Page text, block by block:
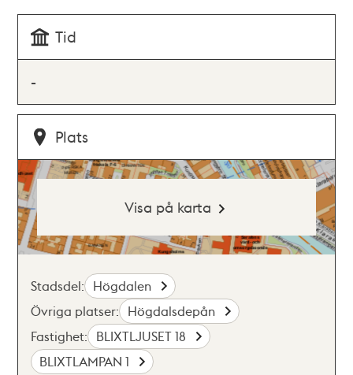
Tid
-
Plats
Visa på karta
Stadsdel: Högdalen
Övriga platser: Högdalsdepån
Fastighet: BLIXTLJUSET 18
BLIXTLAMPAN 1